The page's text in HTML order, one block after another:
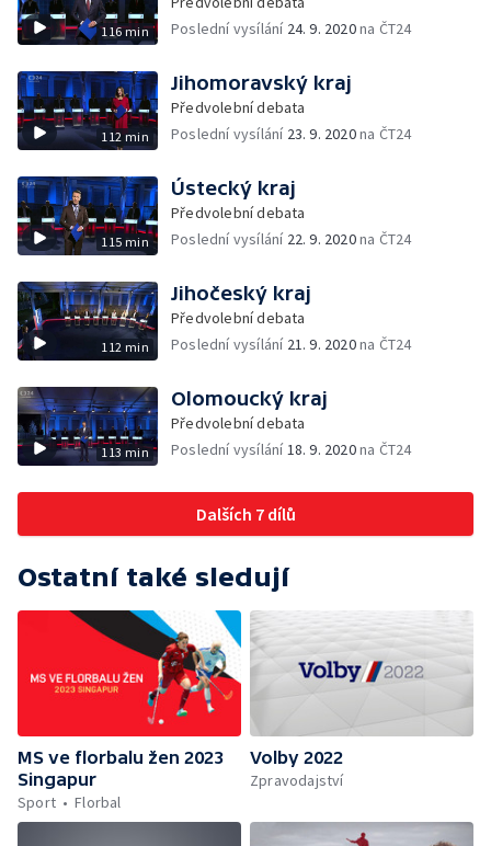
116 min
Poslední vysílání 24. 9. 2020na ČT24
112 min
Jihomoravský kraj
Předvolební debata
Poslední vysílání 23. 9. 2020na ČT24
115 min
Ústecký kraj
Předvolební debata
Poslední vysílání 22. 9. 2020na ČT24
112 min
Jihočeský kraj
Předvolební debata
Poslední vysílání 21. 9. 2020na ČT24
113 min
Olomoucký kraj
Předvolební debata
Poslední vysílání18. 9. 2020na ČT24
Dalších 7 dílů
Ostatní také sledují
MS ve florbalu žen 2023
Singapur
Sport
Florbal
Volby 2022
Zpravodajství